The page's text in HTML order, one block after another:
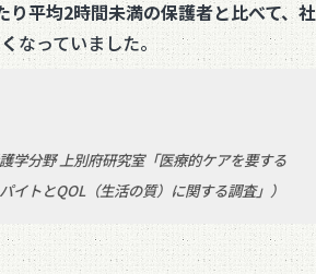
り平均2時間未満の保護者と比べて、社
なっていました。
学分野 上別府研究室「医療的ケアを要する
イトとQOL（生活の質）に関する調査」）